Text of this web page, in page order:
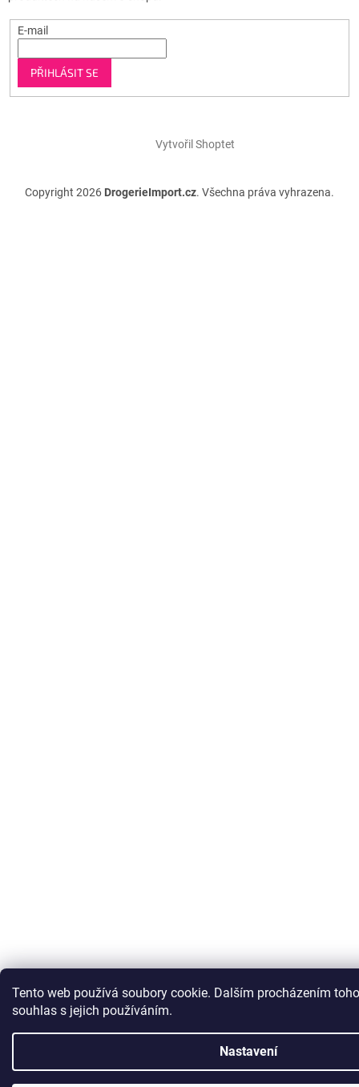
Tento web používá soubory cookie. Dalším procházením
souhlas s jejich používáním.
Nastavení
E-mail
PŘIHLÁSIT SE
Vytvořil Shoptet
Copyright 2026 DrogerieImport.cz. Všechna práva vyhrazena.